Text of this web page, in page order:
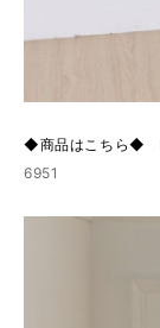
◆商品はこちら◆
6951